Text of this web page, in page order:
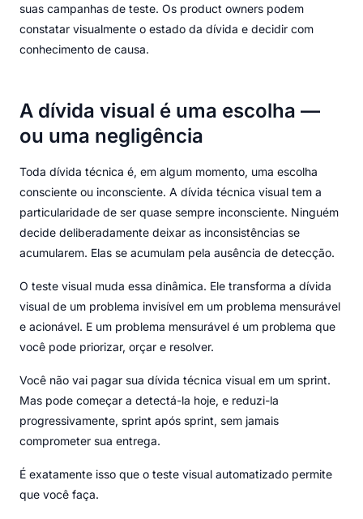
suas campanhas de teste. Os product owners podem
constatar visualmente o estado da dívida e decidir com
conhecimento de causa.
A dívida visual é uma escolha —
ou uma negligência
Toda dívida técnica é, em algum momento, uma escolha
consciente ou inconsciente. A dívida técnica visual tem a
particularidade de ser quase sempre inconsciente. Ninguém
decide deliberadamente deixar as inconsistências se
acumularem. Elas se acumulam pela ausência de detecção.
O teste visual muda essa dinâmica. Ele transforma a dívida
visual de um problema invisível em um problema mensurável
e acionável. E um problema mensurável é um problema que
você pode priorizar, orçar e resolver.
Você não vai pagar sua dívida técnica visual em um sprint.
Mas pode começar a detectá-la hoje, e reduzi-la
progressivamente, sprint após sprint, sem jamais
comprometer sua entrega.
É exatamente isso que o teste visual automatizado permite
que você faça.